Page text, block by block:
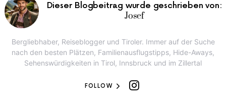
Dieser Blogbeitrag wurde geschrieben von:
Josef
Bergliebhaber, Reiseblogger und Tiroler. Immer auf der Suche
nach den besten Plätzen, Familienausflugstipps, Hide-Aways,
Sehenswürdigkeiten in Tirol, Innsbruck und im Zillertal
FOLLOW